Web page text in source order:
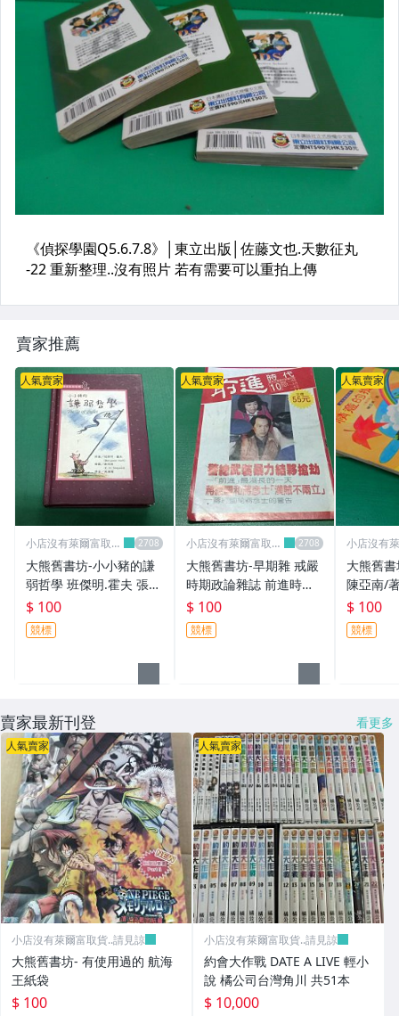
賣家推薦
人氣賣家
小店沒有萊爾富取
大熊舊書坊-小小豬的謙
弱哲學 班傑明.霍夫 張老
師-5*50
$ 100
競標
人氣賣家
小店沒有萊爾富取
大熊舊書坊-早期雜 戒嚴
時期政論雜誌 前進時代
NO.10 蔣經國和蔣彥士
漢賊不兩立-101*1
$ 100
競標
人氣賣家
小店沒有
大熊舊
陳亞南/
1.
$ 100
競標
賣家最新刊登 看更多
人氣賣家
小店沒有萊爾富取貨..請見諒
大熊舊書坊- 有使用過的 航海
王紙袋
$ 100
人氣賣家
小店沒有萊爾富取貨..請見諒
約會大作戰 DATE A LIVE 輕小
說 橘公司台灣角川 共51本
$ 10,000